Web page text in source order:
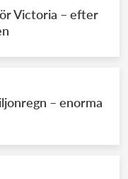
Victoria – efter
– enorma